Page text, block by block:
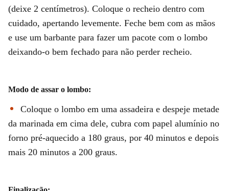
(deixe 2 centímetros). Coloque o recheio dentro com
cuidado, apertando levemente. Feche bem com as mãos
e use um barbante para fazer um pacote com o lombo
deixando-o bem fechado para não perder recheio.
Modo de assar o lombo:
Coloque o lombo em uma assadeira e despeje metade
da marinada em cima dele, cubra com papel alumínio no
forno pré-aquecido a 180 graus, por 40 minutos e depois
mais 20 minutos a 200 graus.